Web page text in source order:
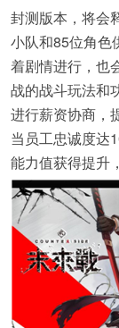
封测版本，将会
小队和85位角色
着剧情进行，也
战的战斗玩法和
进行薪资协商，
当员工忠诚度达
能力值获得提升